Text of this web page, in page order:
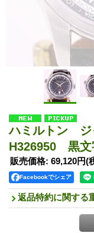
ハミルトン ジ
H326950 黒文
販売価格: 69,120円(
Facebookでシェア
返品特約に関する